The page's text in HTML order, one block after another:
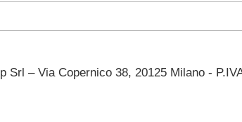
Srl – Via Copernico 38, 20125 Milano -